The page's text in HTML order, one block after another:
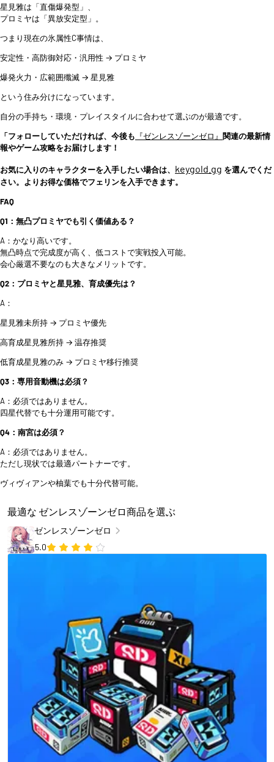
星見雅は「直傷爆発型」、
プロミヤは「異放安定型」。
つまり現在の氷属性C事情は、
安定性・高防御対応・汎用性 → プロミヤ
爆発火力・広範囲殲滅 → 星見雅
という住み分けになっています。
自分の手持ち・環境・プレイスタイルに合わせて選ぶのが最適です。
「フォローしていただければ、今後も 『ゼンレスゾーンゼロ』 関連の最新情
報やゲーム攻略をお届けします！
お気に入りのキャラクターを入手したい場合は、 keygold.gg を選んでくだ
さい。よりお得な価格でフェリンを入手できます。
FAQ
Q1：無凸プロミヤでも引く価値ある？
A：かなり高いです。
無凸時点で完成度が高く、低コストで実戦投入可能。
会心厳選不要なのも大きなメリットです。
Q2：プロミヤと星見雅、育成優先は？
A：
星見雅未所持 → プロミヤ優先
高育成星見雅所持 → 温存推奨
低育成星見雅のみ → プロミヤ移行推奨
Q3：専用音動機は必須？
A：必須ではありません。
四星代替でも十分運用可能です。
Q4：南宮は必須？
A：必須ではありません。
ただし現状では最適パートナーです。
ヴィヴィアンや柚葉でも十分代替可能。
最適な ゼンレスゾーンゼロ商品を選ぶ
ゼンレスゾーンゼロ
5.0